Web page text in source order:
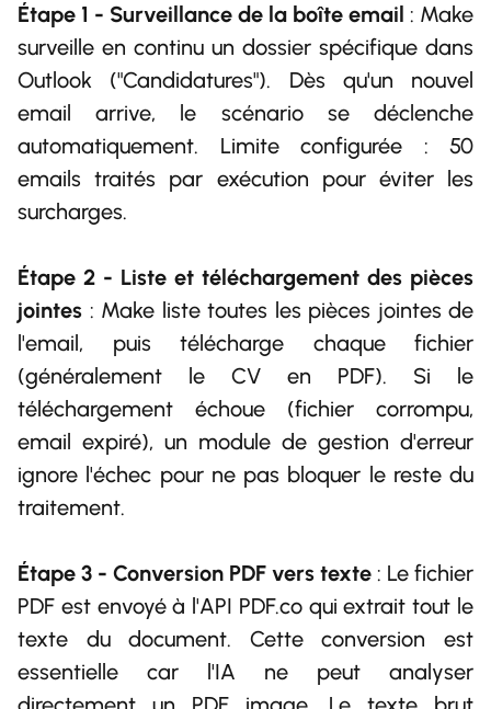
Étape 1 - Surveillance de la boîte email : Make
surveille en continu un dossier spécifique dans
Outlook ("Candidatures"). Dès qu'un nouvel
email arrive, le scénario se déclenche
automatiquement. Limite configurée : 50
emails traités par exécution pour éviter les
surcharges.
Étape 2 - Liste et téléchargement des pièces
jointes : Make liste toutes les pièces jointes de
l'email, puis télécharge chaque fichier
(généralement le CV en PDF). Si le
téléchargement échoue (fichier corrompu,
email expiré), un module de gestion d'erreur
ignore l'échec pour ne pas bloquer le reste du
traitement.
Étape 3 - Conversion PDF vers texte : Le fichier
PDF est envoyé à l'API PDF.co qui extrait tout le
texte du document. Cette conversion est
essentielle car l'IA ne peut analyser